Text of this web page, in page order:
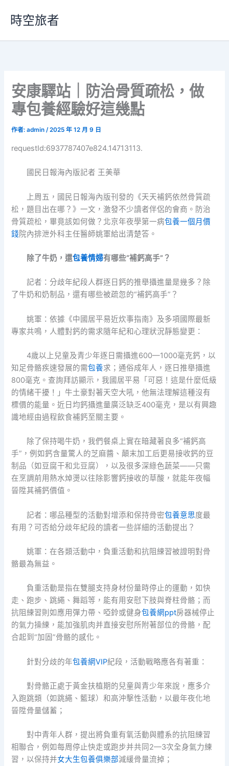
要
時空旅者
安康驛站｜防治骨質疏松，做
專包養經驗好這幾點
作者:admin/2025 年 12 月 9 日
requestId:6937787407e824.14713113.
國民日報海內版記者 王美華
上周五，國民日報海內版刊發的《天天補鈣依然骨質疏
松，題目出在哪？》一文，激發不少讀者伴侶的會商。防治
骨質疏松，畢竟該如何做？北京年夜學第一病包養一個月價
錢院內排泄外科主任醫師姚軍給出清楚答。
除了牛奶，還包養情婦有哪些“補鈣高手”？
記者：分歧年紀段人群逐日鈣的推舉攝進量是幾多？除
了牛奶和奶制品，還有哪些被疏忽的“補鈣高手”？
姚軍：依據《中國居平易近炊事指南》及多項國際最新
專家共鳴，人體對鈣的需求隨年紀和心理狀況靜態變更：
4歲以上兒童及青少年逐日需攝進600—1000毫克鈣，以
知足骨骼疾速發展的需包養求；通俗成年人，逐日推舉攝進
800毫克。查詢拜訪顯示，我國居平易「可惡！這是什麼低級
的情緒干擾！」牛土豪對著天空大吼，他無法理解這種沒有
標價的能量。近日均鈣攝進量廣泛缺乏400毫克，是以有興趣
識地經由過程飲食補鈣至關主要。
除了保持喝牛奶，我們餐桌上實在暗藏著良多“補鈣高
手”，例如鈣含量驚人的芝麻醬、顛末加工后更易接收鈣的豆
制品（如豆腐干和北豆腐），以及很多深綠色蔬菜——只需
在烹調前用熱水焯燙以往除影響鈣接收的草酸，就能年夜幅
晉陞其補鈣價值。
記者：哪品種型的活動對增添和保持骨密包養意思度最
有用？可否給分歧年紀段的讀者一些詳細的活動提出？
姚軍：在各類活動中，負重活動和抗阻練習被證明對骨
骼最為無益。
負重活動是指在雙腿支持身材份量時停止的運動，如快
走、跑步、跳繩、舞蹈等，能有用安慰下肢與脊柱骨骼；而
抗阻練習則如應用彈力帶、啞鈴或健身包養網ppt房器械停止
的氣力操練，能加強肌肉并直接安慰所附著部位的骨骼，配
合起到“加固”骨骼的感化。
針對分歧的年包養網VIP紀段，活動戰略應各有著重：
對骨骼正處于黃金扶植期的兒童與青少年來說，應多介
入跑跳類（如跳繩、籃球）和高沖擊性活動，以最年夜化地
晉陞骨量儲蓄；
對中青年人群，提出將負重有氧活動與體系的抗阻練習
相聯合，例如每周停止快走或跑步并共同2—3次全身氣力練
習，以保持并女大生包養俱樂部減緩骨量流掉；